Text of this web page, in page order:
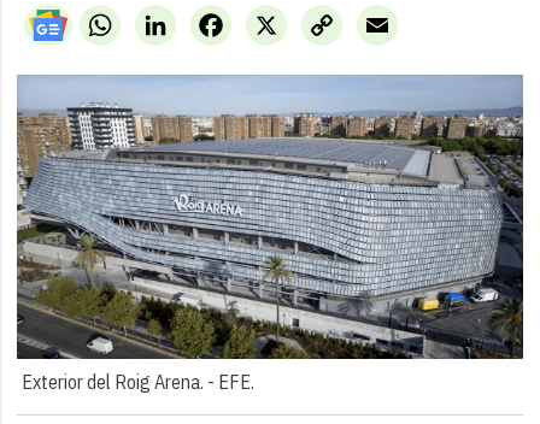
WhatsAppLinkedIn X
Facebook
Copy
Link
Email
Exterior del Roig Arena. - EFE.